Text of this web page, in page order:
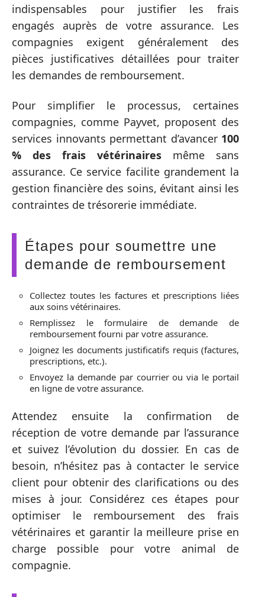
indispensables pour justifier les frais
engagés auprès de votre assurance. Les
compagnies exigent généralement des
pièces justificatives détaillées pour traiter
les demandes de remboursement.
Pour simplifier le processus, certaines
compagnies, comme Payvet, proposent des
services innovants permettant d’avancer 100
% des frais vétérinaires même sans
assurance. Ce service facilite grandement la
gestion financière des soins, évitant ainsi les
contraintes de trésorerie immédiate.
Étapes pour soumettre une
demande de remboursement
Collectez toutes les factures et prescriptions liées
aux soins vétérinaires.
Remplissez le formulaire de demande de
remboursement fourni par votre assurance.
Joignez les documents justificatifs requis (factures,
prescriptions, etc.).
Envoyez la demande par courrier ou via le portail
en ligne de votre assurance.
Attendez ensuite la confirmation de
réception de votre demande par l’assurance
et suivez l’évolution du dossier. En cas de
besoin, n’hésitez pas à contacter le service
client pour obtenir des clarifications ou des
mises à jour. Considérez ces étapes pour
optimiser le remboursement des frais
vétérinaires et garantir la meilleure prise en
charge possible pour votre animal de
compagnie.